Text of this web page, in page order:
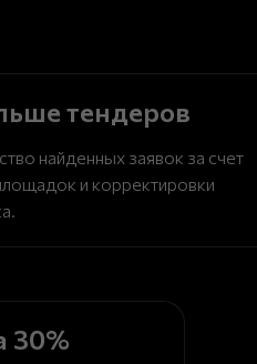
тендеров
найденных заявок за счет
и корректировки
30%